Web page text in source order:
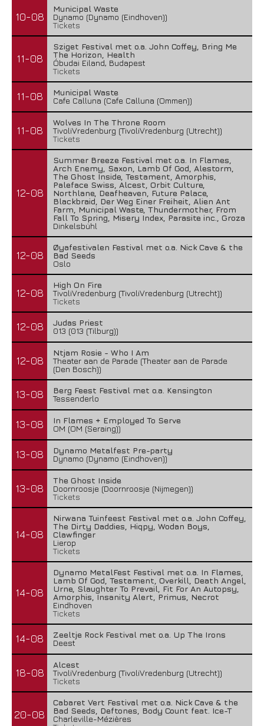
10-08
Municipal Waste
Dynamo (Dynamo (Eindhoven))
Tickets
11-08
Sziget Festival met o.a. John Coffey, Bring Me
The Horizon, Health
Óbudai Eiland, Budapest
Tickets
11-08
Municipal Waste
Cafe Calluna (Cafe Calluna (Ommen))
11-08
Wolves In The Throne Room
TivoliVredenburg (TivoliVredenburg (Utrecht))
Tickets
12-08
Summer Breeze Festival met o.a. In Flames,
Arch Enemy, Saxon, Lamb Of God, Alestorm,
The Ghost Inside, Testament, Amorphis,
Paleface Swiss, Alcest, Orbit Culture,
Northlane, Deafheaven, Future Palace,
Blackbraid, Der Weg Einer Freiheit, Alien Ant
Farm, Municipal Waste, Thundermother, From
Fall To Spring, Misery Index, Parasite inc., Groza
Dinkelsbühl
12-08
Øyafestivalen Festival met o.a. Nick Cave & the
Bad Seeds
Oslo
12-08
High On Fire
TivoliVredenburg (TivoliVredenburg (Utrecht))
Tickets
12-08
Judas Priest
013 (013 (Tilburg))
12-08
Ntjam Rosie - Who I Am
Theater aan de Parade (Theater aan de Parade
(Den Bosch))
13-08
Berg Feest Festival met o.a. Kensington
Tessenderlo
13-08
In Flames + Employed To Serve
OM (OM (Seraing))
13-08
Dynamo Metalfest Pre-party
Dynamo (Dynamo (Eindhoven))
13-08
The Ghost Inside
Doornroosje (Doornroosje (Nijmegen))
Tickets
14-08
Nirwana Tuinfeest Festival met o.a. John Coffey,
The Dirty Daddies, Hiqpy, Wodan Boys,
Clawfinger
Lierop
Tickets
14-08
Dynamo MetalFest Festival met o.a. In Flames,
Lamb Of God, Testament, Overkill, Death Angel,
Urne, Slaughter To Prevail, Fit For An Autopsy,
Amorphis, Insanity Alert, Primus, Necrot
Eindhoven
Tickets
14-08
Zeeltje Rock Festival met o.a. Up The Irons
Deest
18-08
Alcest
TivoliVredenburg (TivoliVredenburg (Utrecht))
Tickets
20-08
Cabaret Vert Festival met o.a. Nick Cave & the
Bad Seeds, Deftones, Body Count feat. Ice-T
Charleville-Mézières